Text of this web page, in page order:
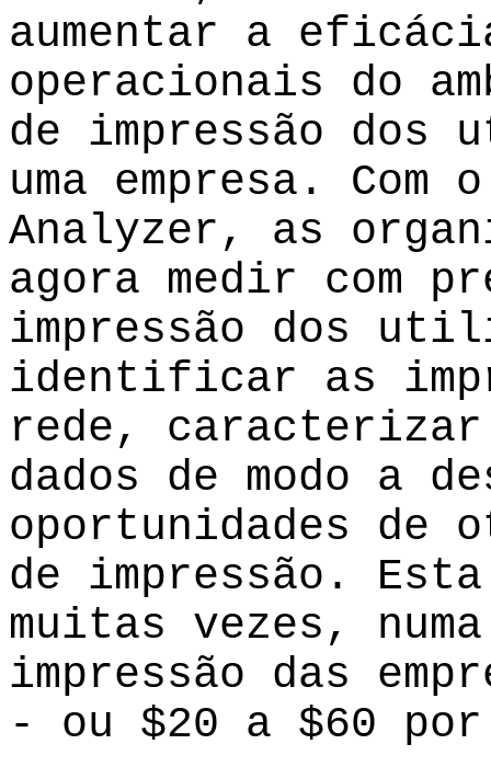
aumentar a
operacionais do
de impressão
uma empresa.
Analyzer, as
agora medir com
impressão dos
identificar as
rede,
dados de modo a
oportunidades de
de impressão.
muitas vezes,
impressão das
- ou $20 a $60